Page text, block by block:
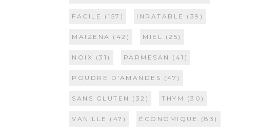
FACILE (157) INRATABLE (39)
MAIZENA (42) MIEL (25)
NOIX (31) PARMESAN (41)
POUDRE D'AMANDES (47)
SANS GLUTEN (32) THYM (30)
VANILLE (47) ÉCONOMIQUE (83)